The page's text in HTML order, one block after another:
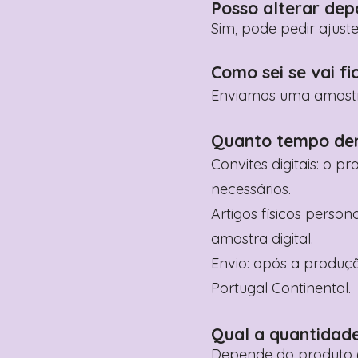
Posso alterar
Sim, pode pedir
Como sei se vai
Enviamos uma
Quanto tempo
Convites digitais: o
necessários.
Artigos físicos
amostra digital.
Envio: após a
Portugal Continental.
Qual a